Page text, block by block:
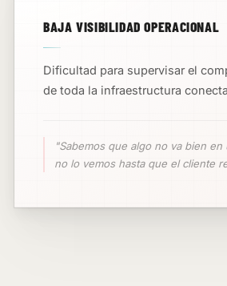
BAJA VISIBILIDAD OPERACIONAL
Dificultad para supervisar el
de toda la infraestructura
"Sabemos que algo no va bien en
no lo vemos hasta que el cliente